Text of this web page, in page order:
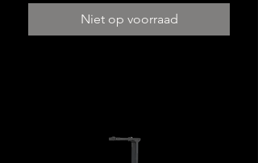
Niet op voorraad